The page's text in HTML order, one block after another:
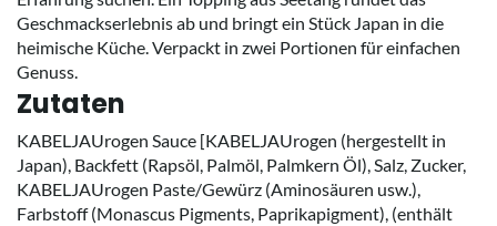
Geschmackserlebnis ab und bringt ein Stück Japan in die
heimische Küche. Verpackt in zwei Portionen für einfachen
Genuss.
Zutaten
KABELJAUrogen Sauce [KABELJAUrogen (hergestellt in
Japan), Backfett (Rapsöl, Palmöl, Palmkern Öl), Salz, Zucker,
KABELJAUrogen Paste/Gewürz (Aminosäuren usw.),
Farbstoff (Monascus Pigments, Paprikapigment), (enthält